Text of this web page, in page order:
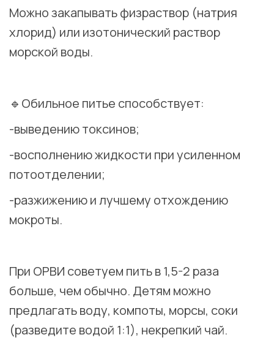
Можно закапывать физраствор (натрия
хлорид) или изотонический раствор
морской воды.
🔹Обильное питье способствует:
-выведению токсинов;
-восполнению жидкости при усиленном
потоотделении;
-разжижению и лучшему отхождению
мокроты.
При ОРВИ советуем пить в 1,5-2 раза
больше, чем обычно. Детям можно
предлагать воду, компоты, морсы, соки
(разведите водой 1:1), некрепкий чай.